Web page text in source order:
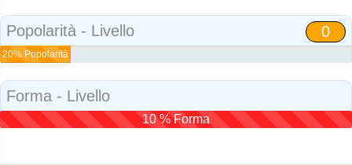
Popolarità - Livello 0
20% Popolarità
Forma - Livello
10 % Forma